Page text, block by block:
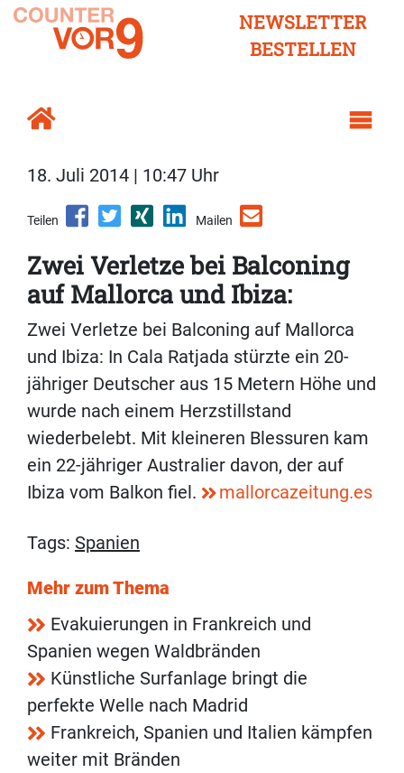
NEWSLETTER
BESTELLEN
18. Juli 2014 | 10:47 Uhr
Teilen Mailen
Zwei Verletze bei Balconing
auf Mallorca und Ibiza:
Zwei Verletze bei Balconing auf Mallorca
und Ibiza: In Cala Ratjada stürzte ein 20-
jähriger Deutscher aus 15 Metern Höhe und
wurde nach einem Herzstillstand
wiederbelebt. Mit kleineren Blessuren kam
ein 22-jähriger Australier davon, der auf
Ibiza vom Balkon fiel.
mallorcazeitung.es
Tags: Spanien
Mehr zum Thema
Evakuierungen in Frankreich und
Spanien wegen Waldbränden
Künstliche Surfanlage bringt die
perfekte Welle nach Madrid
Frankreich, Spanien und Italien kämpfen
weiter mit Bränden